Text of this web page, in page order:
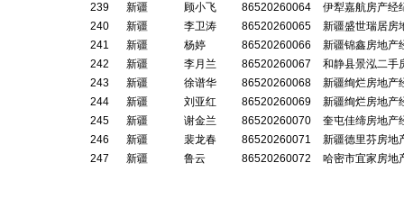
239
新疆 顾小飞 86520260064
伊犁嘉航房产经
240
新疆 李卫涛 86520260065
新疆盛世瑞居房
241
新疆 杨婷 86520260066
新疆锦鑫房地产
242
新疆 李月兰 86520260067
和静县景泓二手
243
新疆 徐谱华 86520260068
新疆绚烂房地产
244
新疆 刘亚红 86520260069
新疆绚烂房地产
245
新疆 谢金兰 86520260070
奎屯佳缔房地产
246
新疆 裴龙春 86520260071
新疆德里芬房地
247
新疆 鲁云 86520260072 哈密市宜家房地